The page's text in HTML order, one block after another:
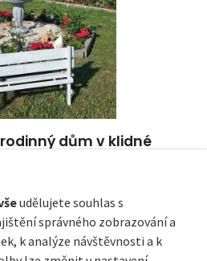
dům v klidné
Obec, část obce
Marčana
udělujete souhlas s
správného zobrazování a
k analýze návštěvnosti a k